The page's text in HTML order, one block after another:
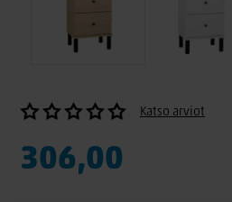
Katso arviot
306,00